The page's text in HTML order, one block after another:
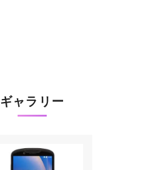
ギャラリー